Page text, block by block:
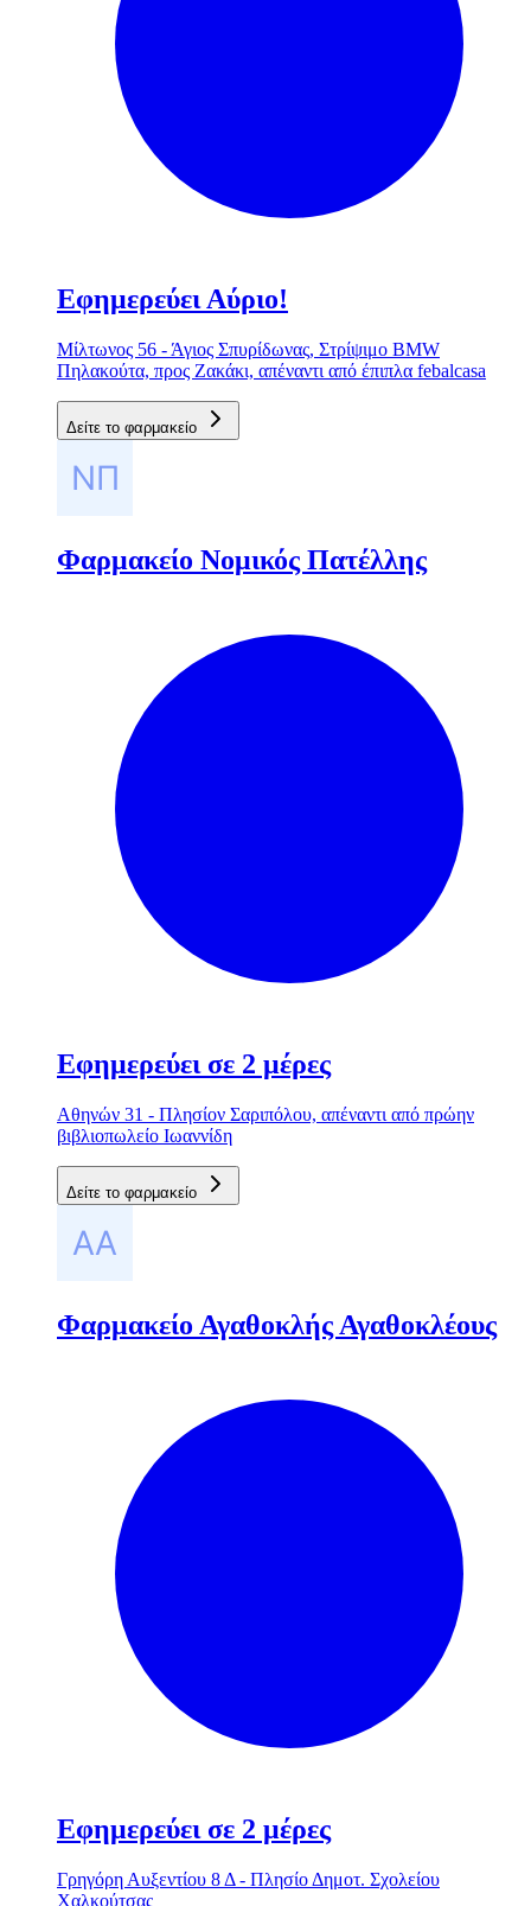
Εφημερεύει Αύριο!
Μίλτωνος 56 - Άγιος Σπυρίδωνας, Στρίψιμο BMW
Πηλακούτα, προς Ζακάκι, απέναντι από έπιπλα febalcasa
Δείτε το φαρμακείο
Φαρμακείο Νομικός Πατέλλης
Εφημερεύει σε 2 μέρες
Αθηνών 31 - Πλησίον Σαριπόλου, απέναντι από πρώην
βιβλιοπωλείο Ιωαννίδη
Δείτε το φαρμακείο
Φαρμακείο Αγαθοκλής Αγαθοκλέους
Εφημερεύει σε 2 μέρες
Γρηγόρη Αυξεντίου 8 Δ - Πλησίο Δημοτ. Σχολείου
Χαλκούτσας